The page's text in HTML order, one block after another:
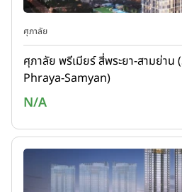
ศุภาลัย
ศุภาลัย พรีเมียร์ สี่พระยา-สามย่า
Phraya-Samyan)
N/A